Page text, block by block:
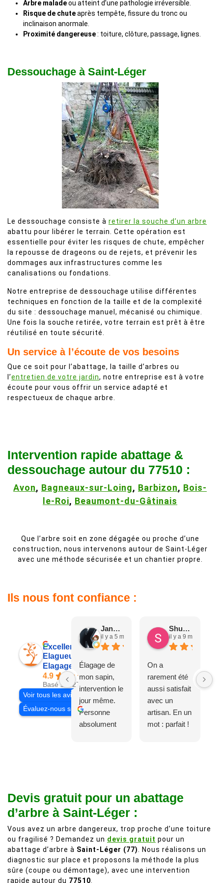
Arbre maladeou atteint d’une pathologie irréversible.
Risque de chuteaprès tempête, fissure du tronc ou
inclinaison anormale.
Proximité dangereuse: toiture, clôture, passage, lignes.
Dessouchage à Saint-Léger
Le dessouchage consiste à retirer la souche d’un arbre
abattu pour libérer le terrain. Cette opération est
essentielle pour éviter les risques de chute, empêcher
la repousse de drageons ou de rejets, et prévenir les
dommages aux infrastructures comme les
canalisations ou fondations.
Notre entreprise de dessouchage utilise différentes
techniques en fonction de la taille et de la complexité
du site : dessouchage manuel, mécanisé ou chimique.
Une fois la souche retirée, votre terrain est prêt à être
réutilisé en toute sécurité.
Un service à l’écoute de vos besoins
Que ce soit pour l’abattage, la taille d’arbres ou
l’entretien de votre jardin, notre entreprise est à votre
écoute pour vous offrir un service adapté et
respectueux de chaque arbre.
Intervention rapide abattage &
dessouchage autour du 77510 :
Avon, Bagneaux-sur-Loing, Barbizon, Bois-
le-Roi, Beaumont-du-Gâtinais
Que l’arbre soit en zone dégagée ou proche d’une
construction, nous intervenons autour de Saint-Léger
avec une méthode sécurisée et un chantier propre.
Ils nous font confiance :
Excellent
Elagueur 77
Elagage Villiers
4.9
Basé sur 27 avis
Voir tous les avis
Évaluez-nous sur
Jane D.
il y a 5 mois
Élagage de
mon sapin,
intervention le
jour même.
Personne
absolument
comme on en
fait plus!
Shuang & Jean K.
il y a 9 mois
On a
rarement été
aussi satisfait
avec un
artisan. En un
mot : parfait !
débordait trop
chez les
plein de bois
mort. C'est
délicat parce
que c'est un
Devis gratuit pour un abattage
d’arbre à Saint-Léger :
Vous avez un arbre dangereux, trop proche d’une toiture
ou fragilisé ? Demandez un devis gratuit pour un
abattage d’arbre à Saint-Léger (77)
. Nous réalisons un
diagnostic sur place et proposons la méthode la plus
sûre (coupe ou démontage), avec une intervention
rapide autour du 77510